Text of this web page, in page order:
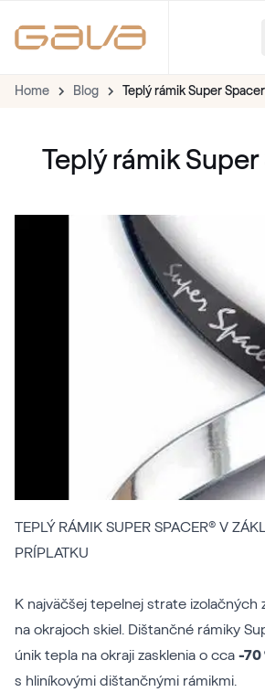
Home Blog Teplý rámik Super
Teplý rámik
TEPLÝ RÁMIK SUPER SPACER® V
PRÍPLATKU
K najväčšej tepelnej strate izolačných
na okrajoch skiel. Dištančné rámiky
únik tepla na okraji zasklenia o cca -70
s hliníkovými dištančnými rámikmi.